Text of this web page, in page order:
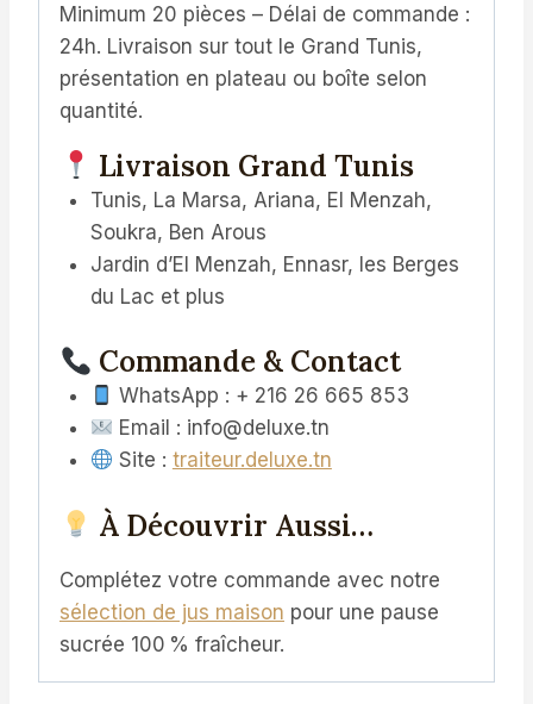
Minimum 20 pièces – Délai de commande :
24h. Livraison sur tout le Grand Tunis,
présentation en plateau ou boîte selon
quantité.
Livraison Grand Tunis
Tunis, La Marsa, Ariana, El Menzah,
Soukra, Ben Arous
Jardin d’El Menzah, Ennasr, les Berges
du Lac et plus
Commande & Contact
WhatsApp : + 216 26 665 853
Email : info@deluxe.tn
Site : traiteur.deluxe.tn
À Découvrir Aussi…
Complétez votre commande avec notre
sélection de jus maison pour une pause
sucrée 100 % fraîcheur.